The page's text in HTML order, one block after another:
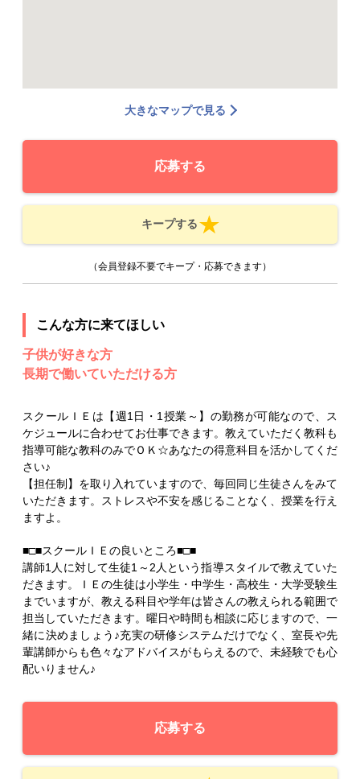
大きなマップで見る
応募する
キープする
（会員登録不要でキープ・応募できます）
こんな方に来てほしい
子供が好きな方
長期で働いていただける方
スクールＩＥは【週1日・1授業～】の勤務が可能なので、ス
ケジュールに合わせてお仕事できます。教えていただく教科も
指導可能な教科のみでＯＫ☆あなたの得意科目を活かしてくだ
さい♪
【担任制】を取り入れていますので、毎回同じ生徒さんをみて
いただきます。ストレスや不安を感じることなく、授業を行え
ますよ。
■□■スクールＩＥの良いところ■□■
講師1人に対して生徒1～2人という指導スタイルで教えていた
だきます。ＩＥの生徒は小学生・中学生・高校生・大学受験生
までいますが、教える科目や学年は皆さんの教えられる範囲で
担当していただきます。曜日や時間も相談に応じますので、一
緒に決めましょう♪充実の研修システムだけでなく、室長や先
輩講師からも色々なアドバイスがもらえるので、未経験でも心
配いりません♪
応募する